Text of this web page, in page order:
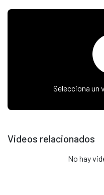
Selecciona un
Videos relacionados
No hay